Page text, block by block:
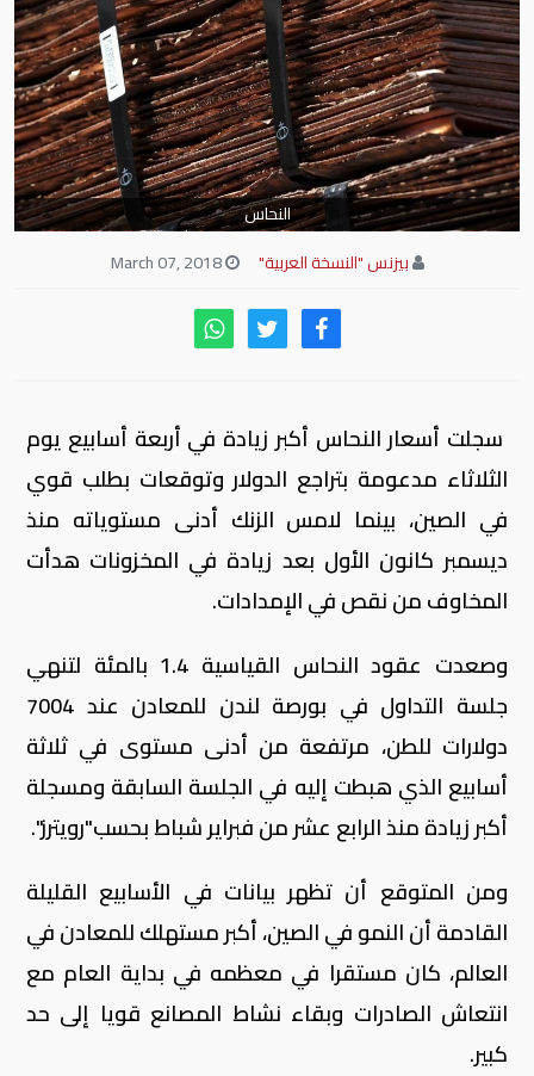
النحاس
بيزنس "النسخة العربية"
March 07, 2018
سجلت أسعار النحاس أكبر زيادة في أربعة أسابيع يوم
الثلاثاء مدعومة بتراجع الدولار وتوقعات بطلب قوي
في الصين، بينما لامس الزنك أدنى مستوياته منذ
ديسمبر كانون الأول بعد زيادة في المخزونات هدأت
المخاوف من نقص في الإمدادات.
وصعدت عقود النحاس القياسية 1.4 بالمئة لتنهي
جلسة التداول في بورصة لندن للمعادن عند 7004
دولارات للطن، مرتفعة من أدنى مستوى في ثلاثة
أسابيع الذي هبطت إليه في الجلسة السابقة ومسجلة
أكبر زيادة منذ الرابع عشر من فبراير شباط بحسب"رويترز".
ومن المتوقع أن تظهر بيانات في الأسابيع القليلة
القادمة أن النمو في الصين،‭ ‬أكبر مستهلك للمعادن في
العالم، كان مستقرا في معظمه في بداية العام مع
انتعاش الصادرات وبقاء نشاط المصانع قويا إلى حد
كبير.